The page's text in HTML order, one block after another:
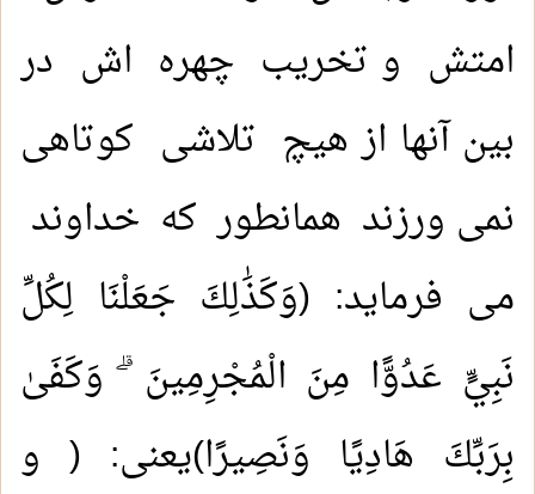
امتش و تخریب چهره اش در
بین آنها از هیچ تلاشی کوتاهی
نمی ورزند همانطور که خداوند
می فرماید: (وَكَذَٰلِكَ جَعَلْنَا لِكُلِّ
نَبِيٍّ عَدُوًّا مِنَ الْمُجْرِمِينَ ۗ وَكَفَىٰ
بِرَبِّكَ هَادِيًا وَنَصِيرًا)يعنى: ( و